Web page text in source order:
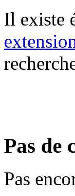
Il existe
Pas de
Pas